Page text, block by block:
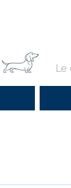
Le